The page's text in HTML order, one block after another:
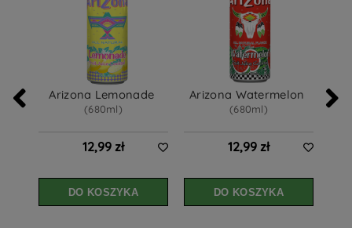
Arizona Lemonade
(680ml)
12,99 zł
DO KOSZYKA
Arizona Watermelon
(680ml)
12,99 zł
DO KOSZYKA